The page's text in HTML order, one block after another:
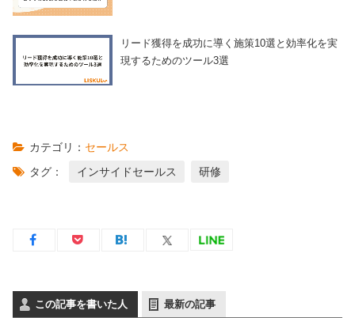
リード獲得を成功に導く施策10選と効率化を実
現するためのツール3選
カテゴリ： セールス
タグ：
インサイドセールス 研修
この記事を書いた人 最新の記事